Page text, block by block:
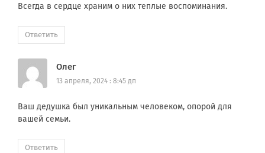
Всегда в сердце храним о них теплые воспоминания.
Ответить
Олег
13 апреля, 2024 : 8:45 дп
Ваш дедушка был уникальным человеком, опорой для
вашей семьи.
Ответить